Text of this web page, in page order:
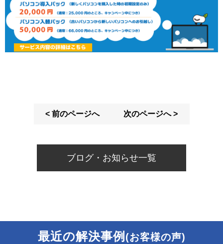
< 前のページへ 次のページへ >
ブログ・お知らせ一覧
最近の解決事例 (お客様の声)